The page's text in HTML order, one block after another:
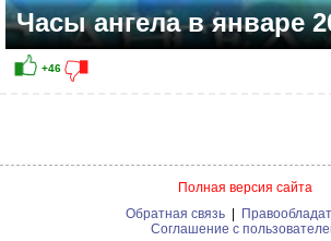
Часы ангела в январе
Полная версия сайта
Обратная связь |
Соглашение с